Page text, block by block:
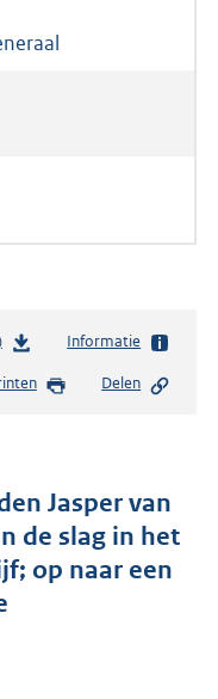
b
s
d
s
g
r
o
Informatie
Delen
Jasper van
de slag in het
op naar een